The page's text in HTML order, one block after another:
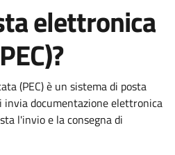
elettronica
(PEC) è un sistema di posta
documentazione elettronica
l'invio e la consegna di